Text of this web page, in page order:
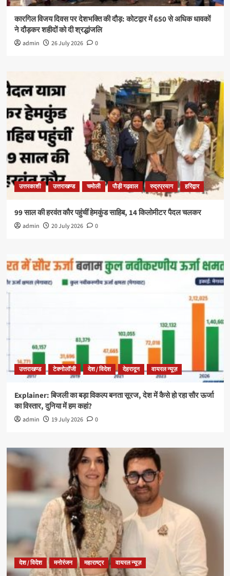
कारगिल विजय दिवस पर देशभक्ति की दौड़: कोटद्वार में 650 से अधिक धावकों
ने दौड़कर शहीदों को दी श्रद्धांजलि
admin 26 July 2026 0
उत्तरकाशी उत्तराखण्ड चमोली पौड़ी गढ़वाल रुद्रप्रयाग हरिद्वार
99 साल की हरवंत कौर पहुंचीं हेमकुंड साहिब, 14 किलोमीटर पैदल चलकर
admin 20 July 2026 0
उत्तराखण्ड टेक्नोलॉजी देश / विदेश देहरादून वायरल न्यूज़
Explainer: बिजली का बड़ा विकल्प बनता सूरज, देश में कैसे हो रहा सौर ऊर्जा
का विस्तार, दुनिया में हम कहां?
admin 19 July 2026 0
देश / विदेश मनोरंजन महाराष्ट्र वायरल न्यूज़